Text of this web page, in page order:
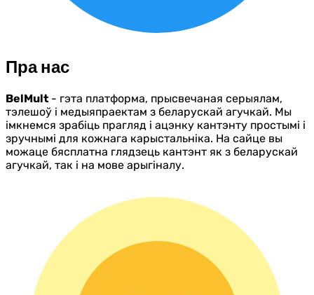
Пра нас
BelMult - гэта платформа, прысвечаная серыялам,
тэлешоў і медыяпраектам з беларускай агучкай. Мы
імкнемся зрабіць прагляд і ацэнку кантэнту простымі і
зручнымі для кожнага карыстальніка. На сайце вы
можаце бясплатна глядзець кантэнт як з беларускай
агучкай, так і на мове арыгіналу.